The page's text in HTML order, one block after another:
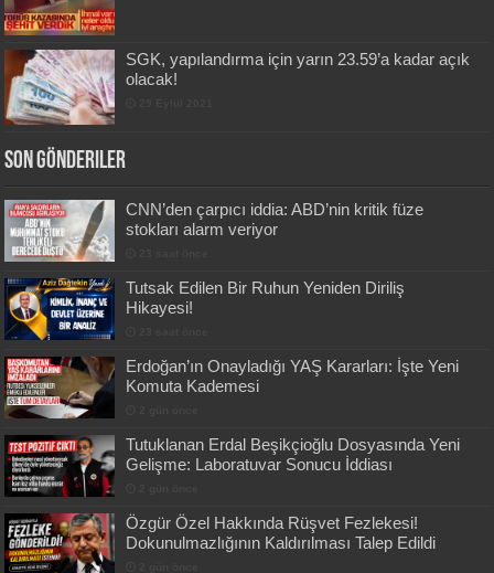
SGK, yapılandırma için yarın 23.59’a kadar açık
olacak!
Son Gönderiler
CNN’den çarpıcı iddia: ABD’nin kritik füze
stokları alarm veriyor
Tutsak Edilen Bir Ruhun Yeniden Diriliş
Hikayesi!
Erdoğan’ın Onayladığı YAŞ Kararları: İşte Yeni
Komuta Kademesi
Tutuklanan Erdal Beşikçioğlu Dosyasında Yeni
Gelişme: Laboratuvar Sonucu İddiası
Özgür Özel Hakkında Rüşvet Fezlekesi!
Dokunulmazlığının Kaldırılması Talep Edildi